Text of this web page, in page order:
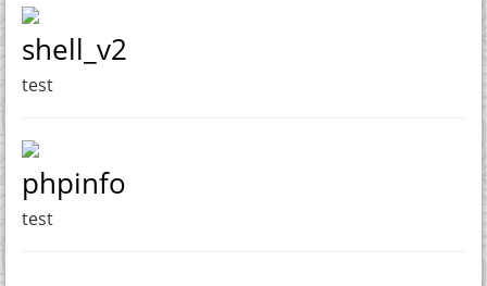
shell_v2
test
phpinfo
test